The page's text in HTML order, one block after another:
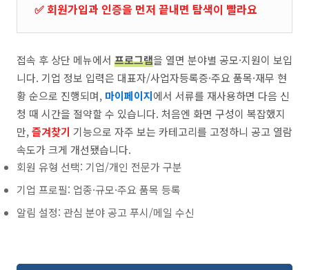
✅ 회원가입과 인증을 먼저 끝내면 탐색이 빨라요
접속 후 상단 메뉴에서 프로그램을 열면 분야별 공모·지원이 보입
니다. 기업 정보 입력은 대표자/사업자등록증·주요 품목·재무 현
황 순으로 진행되며, 마이페이지에서 서류를 재사용하면 다음 신
청 때 시간을 절약할 수 있습니다. 처음엔 화면 구성이 복잡했지
만,즐겨찾기 기능으로 자주 보는 카테고리를 고정하니 공고 열람
속도가 크게 개선됐습니다.
회원 유형 선택: 기업/개인 전문가 구분
기업 프로필: 업종·규모·주요 품목 등록
알림 설정: 관심 분야 공고 푸시/메일 수신